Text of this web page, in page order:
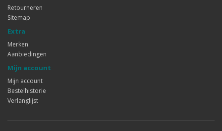
Retourneren
Sitemap
Extra
Merken
Aanbiedingen
Mijn account
Mijn account
Bestelhistorie
Verlanglijst